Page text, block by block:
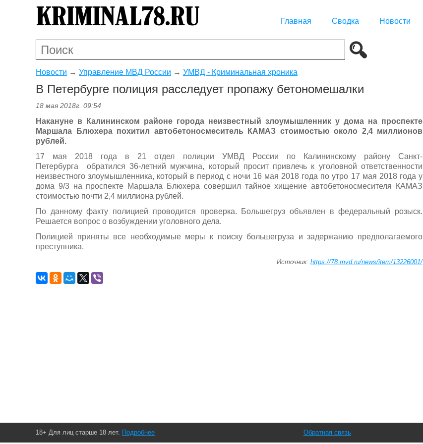
Главная Сводка Новости
Новости → Управление МВД России → УМВД - Криминальная хроника
В Петербурге полиция расследует пропажу бетономешалки
18 мая 2018г. 09:54
Накануне в Калининском районе города неизвестный злоумышленник у дома на проспекте
Маршала Блюхера похитил автобетоносмеситель КАМАЗ стоимостью около 2,4 миллионов
рублей.
17 мая 2018 года в 21 отдел полиции УМВД России по Калининскому району Санкт-
Петербурга обратился 36-летний мужчина, который просит привлечь к уголовной ответственности
неизвестного злоумышленника, который в период с ночи 16 мая 2018 года по утро 17 мая 2018 года у
дома 9/3 на проспекте Маршала Блюхера совершил тайное хищение автобетоносмесителя КАМАЗ
стоимостью почти 2,4 миллиона рублей.
По данному факту полицией проводится проверка. Большегруз объявлен в федеральный розыск.
Решается вопрос о возбуждении уголовного дела.
Полицией приняты все необходимые меры к поиску большегруза и задержанию предполагаемого
преступника.
Источник: https://78.mvd.ru/news/item/13226001/
18+ Для лиц старше 18 лет. Подробнее Обратная связь